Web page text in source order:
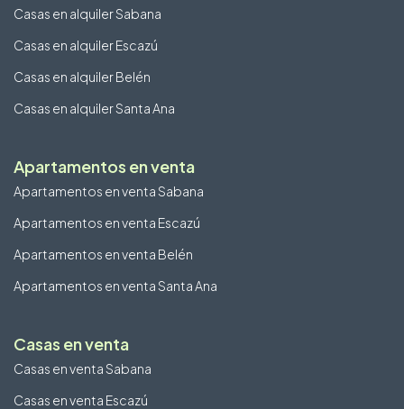
Casas en alquiler Sabana
Casas en alquiler Escazú
Casas en alquiler Belén
Casas en alquiler Santa Ana
Apartamentos en venta
Apartamentos en venta Sabana
Apartamentos en venta Escazú
Apartamentos en venta Belén
Apartamentos en venta Santa Ana
Casas en venta
Casas en venta Sabana
Casas en venta Escazú